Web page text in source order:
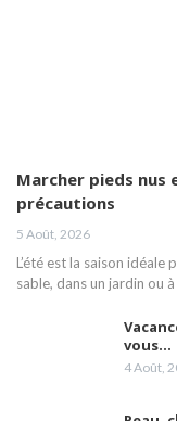
Marcher pieds nus
précautions
5 Août, 2026
L’été est la saison idéale
sable, dans un jardin ou
vous…
4 Août,